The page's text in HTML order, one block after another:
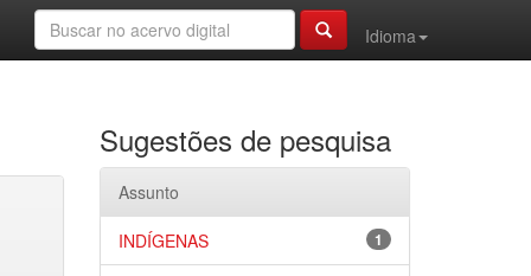
Idioma
Sugestões de pesquisa
Assunto
1
INDÍGENAS